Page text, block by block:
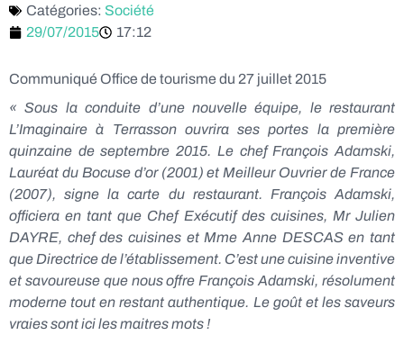
Catégories: Société
29/07/2015
17:12
Communiqué Office de tourisme du 27 juillet 2015
« Sous la conduite d’une nouvelle équipe, le restaurant
L’Imaginaire à Terrasson ouvrira ses portes la première
quinzaine de septembre 2015. Le chef François Adamski,
Lauréat du Bocuse d’or (2001) et Meilleur Ouvrier de France
(2007), signe la carte du restaurant. François Adamski,
officiera en tant que Chef Exécutif des cuisines, Mr Julien
DAYRE, chef des cuisines et Mme Anne DESCAS en tant
que Directrice de l’établissement. C’est une cuisine inventive
et savoureuse que nous offre François Adamski, résolument
moderne tout en restant authentique. Le goût et les saveurs
vraies sont ici les maitres mots !